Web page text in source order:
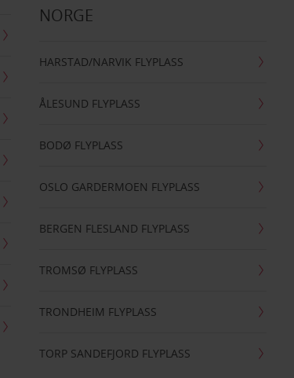
NORGE
HARSTAD/NARVIK FLYPLASS
ÅLESUND FLYPLASS
BODØ FLYPLASS
OSLO GARDERMOEN FLYPLASS
BERGEN FLESLAND FLYPLASS
TROMSØ FLYPLASS
TRONDHEIM FLYPLASS
TORP SANDEFJORD FLYPLASS